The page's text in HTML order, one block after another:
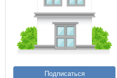
Подписаться